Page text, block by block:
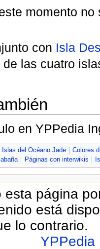
momento
con Isla
de las cuatro
en YPPedia
Islas del Océano Jade
Colores
Páginas con interwikis
esta página
está
lo contrario.
YPPedia